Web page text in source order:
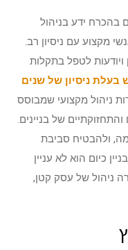
ידע בניהול
מקצוע עם ניסיון רב.
לטפל בתקלות
ניסיון של שנים
ניהול מקצועי שמבוסס
של בניינים.
ולהבטיח סביבת
כיום הוא לא עניין
של עסק קטן,